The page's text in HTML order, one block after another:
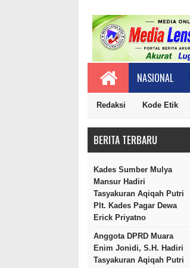
NASIONAL
Redaksi Kode Etik
BERITA TERBARU
Kades Sumber Mulya
Mansur Hadiri
Tasyakuran Aqiqah Putri
Plt. Kades Pagar Dewa
Erick Priyatno
Anggota DPRD Muara
Enim Jonidi, S.H. Hadiri
Tasyakuran Aqiqah Putri